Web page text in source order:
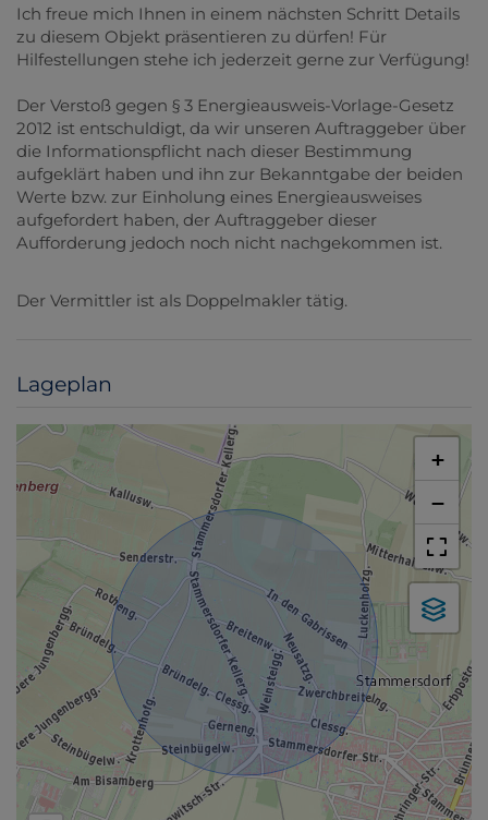
Ich freue mich Ihnen in einem nächsten Schritt Details
zu diesem Objekt präsentieren zu dürfen! Für
Hilfestellungen stehe ich jederzeit gerne zur Verfügung!
Der Verstoß gegen § 3 Energieausweis-Vorlage-Gesetz
2012 ist entschuldigt, da wir unseren Auftraggeber über
die Informationspflicht nach dieser Bestimmung
aufgeklärt haben und ihn zur Bekanntgabe der beiden
Werte bzw. zur Einholung eines Energieausweises
aufgefordert haben, der Auftraggeber dieser
Aufforderung jedoch noch nicht nachgekommen ist.
Der Vermittler ist als Doppelmakler tätig.
Lageplan
+
−